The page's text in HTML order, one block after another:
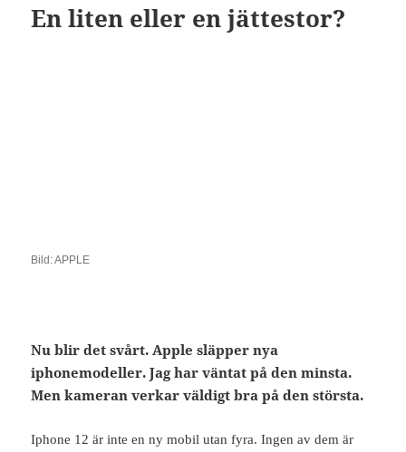
En liten eller en jättestor?
Bild: APPLE
Nu blir det svårt. Apple släpper nya
iphonemodeller. Jag har väntat på den minsta.
Men kameran verkar väldigt bra på den största.
Iphone 12 är inte en ny mobil utan fyra. Ingen av dem är